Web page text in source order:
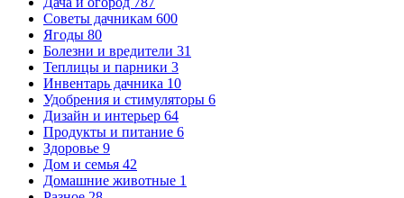
Советы дачникам 600
Ягоды 80
Болезни и вредители 31
Теплицы и парники 3
Инвентарь дачника 10
Удобрения и стимуляторы 6
Дизайн и интерьер 64
Продукты и питание 6
Здоровье 9
Дом и семья 42
Домашние животные 1